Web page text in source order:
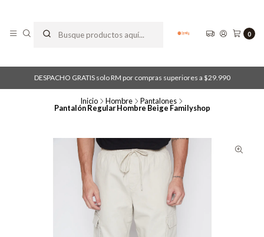
0
DESPACHO GRATIS solo RM por compras superiores a $29.990
Inicio Hombre Pantalones
Pantalón Regular Hombre Beige Familyshop